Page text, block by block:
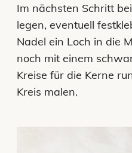
Im nächsten Schritt
legen, eventuell
Nadel ein Loch in die
noch mit einem
Kreise für die Kerne
Kreis malen.